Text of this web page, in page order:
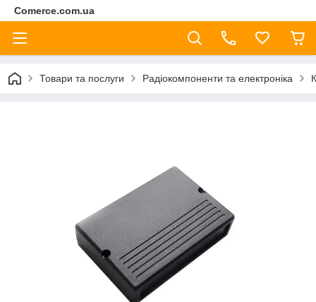
Comerce.com.ua
Товари та послуги Радіокомпоненти та електроніка